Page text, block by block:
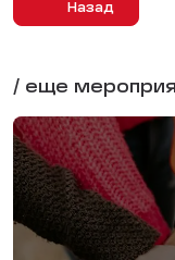
Назад
/ еще